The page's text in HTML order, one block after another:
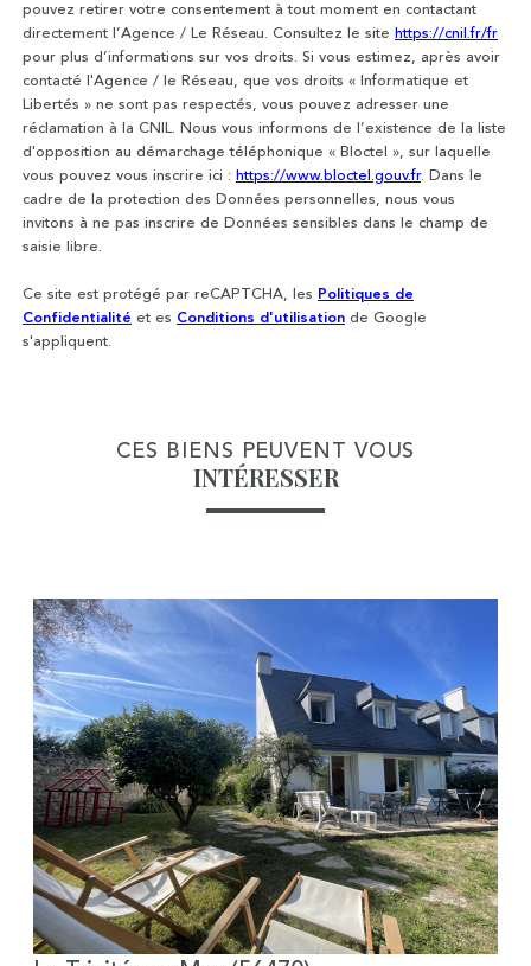
pouvez retirer votre consentement à tout moment en contactant
directement l’Agence / Le Réseau. Consultez le site https://cnil.fr/fr
pour plus d’informations sur vos droits. Si vous estimez, après avoir
contacté l'Agence / le Réseau, que vos droits « Informatique et
Libertés » ne sont pas respectés, vous pouvez adresser une
réclamation à la CNIL. Nous vous informons de l’existence de la liste
d'opposition au démarchage téléphonique « Bloctel », sur laquelle
vous pouvez vous inscrire ici : https://www.bloctel.gouv.fr. Dans le
cadre de la protection des Données personnelles, nous vous
invitons à ne pas inscrire de Données sensibles dans le champ de
saisie libre.
Ce site est protégé par reCAPTCHA, les Politiques de
Confidentialité et es Conditions d'utilisation de Google
s'appliquent.
CES BIENS PEUVENT VOUS
INTÉRESSER
Voir le bien